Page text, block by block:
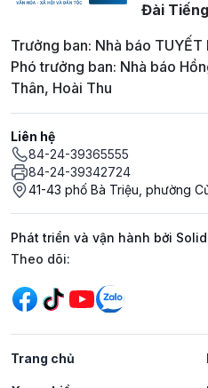
Đài
Trưởng ban: Nhà báo TUYẾT
Phó trưởng ban: Nhà báo
Thân, Hoài Thu
Liên hệ
84-24-39365555
84-24-39342724
41-43 phố Bà Triệu, phường
Phát triển và vận hành bởi
Mạng xã hội
Theo dõi:
Trang chủ